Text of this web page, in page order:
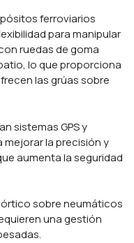
ferroviarios
para manipular
ruedas de goma
lo que proporciona
las grúas sobre
sistemas GPS y
la precisión y
aumenta la seguridad
sobre neumáticos
una gestión